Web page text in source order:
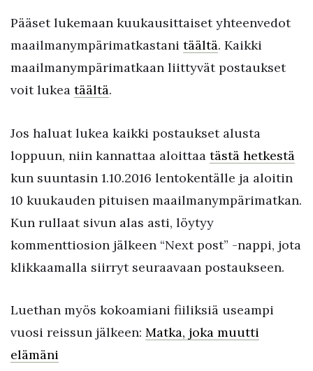
Pääset lukemaan kuukausittaiset yhteenvedot
maailmanympärimatkastani täältä. Kaikki
maailmanympärimatkaan liittyvät postaukset
voit lukea täältä.
Jos haluat lukea kaikki postaukset alusta
loppuun, niin kannattaa aloittaa tästä hetkestä
kun suuntasin 1.10.2016 lentokentälle ja aloitin
10 kuukauden pituisen maailmanympärimatkan.
Kun rullaat sivun alas asti, löytyy
kommenttiosion jälkeen “Next post” -nappi, jota
klikkaamalla siirryt seuraavaan postaukseen.
Luethan myös kokoamiani fiiliksiä useampi
vuosi reissun jälkeen: Matka, joka muutti
elämäni